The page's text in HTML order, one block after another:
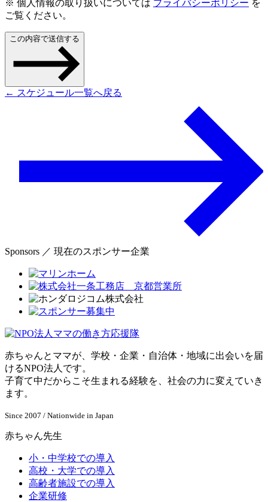
※ 個人情報の取り扱いについては プライバシーポリシー を
ご覧ください。
この内容で送信する
← スケジュール一覧へ戻る
Sponsors ／ 現在のスポンサー企業
赤ちゃんとママが、学校・企業・自治体・地域に出会いを届
けるNPO法人です。
子育て中だからこそ生まれる経験を、社会の力に変えていき
ます。
Since 2007 / Nationwide in Japan
赤ちゃん先生
小・中学校での導入
高校・大学での導入
高齢者施設での導入
企業研修